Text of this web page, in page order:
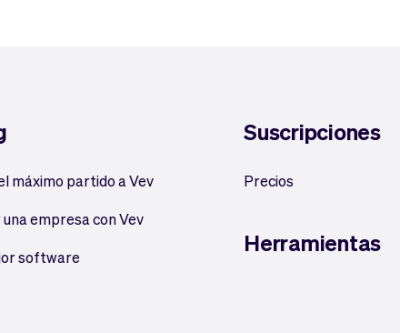
máximo partido a Vev
empresa con Vev
software
Suscripciones
Precios
Herramientas